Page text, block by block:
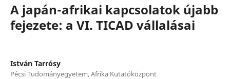
A japán-afrikai kapcsolatok újabb
fejezete: a VI. TICAD vállalásai
István Tarrósy
Pécsi Tudományegyetem, Afrika Kutatóközpont